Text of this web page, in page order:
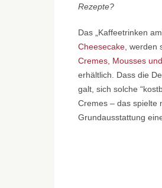
Rezepte?
Das „Kaffeetrinken
Cheesecake ,
Cremes, Mousses
erhältlich. Dass die
galt, sich solche
Cremes – das spielte
Grundausstattung